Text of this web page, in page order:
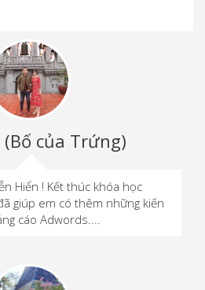
của Trứng)
Hiển ! Kết thúc khóa học
giúp em có thêm những kiến
cáo Adwords....